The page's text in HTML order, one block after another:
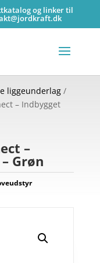
og linker til
liggeunderlag/
– Indbygget
–
Grøn